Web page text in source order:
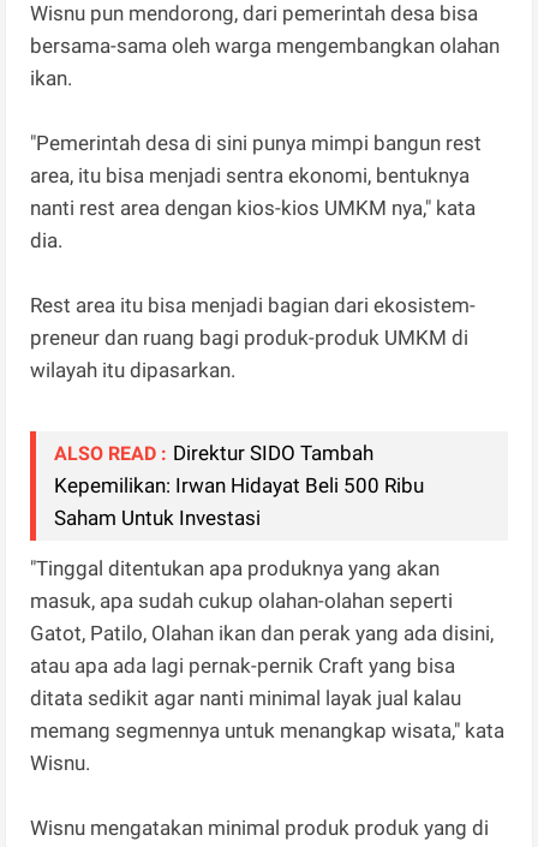
Wisnu pun mendorong, dari pemerintah desa bisa
bersama-sama oleh warga mengembangkan olahan
ikan.
"Pemerintah desa di sini punya mimpi bangun rest
area, itu bisa menjadi sentra ekonomi, bentuknya
nanti rest area dengan kios-kios UMKM nya," kata
dia.
Rest area itu bisa menjadi bagian dari ekosistem-
preneur dan ruang bagi produk-produk UMKM di
wilayah itu dipasarkan.
ALSO READ : Direktur SIDO Tambah
Kepemilikan: Irwan Hidayat Beli 500 Ribu
Saham Untuk Investasi
"Tinggal ditentukan apa produknya yang akan
masuk, apa sudah cukup olahan-olahan seperti
Gatot, Patilo, Olahan ikan dan perak yang ada disini,
atau apa ada lagi pernak-pernik Craft yang bisa
ditata sedikit agar nanti minimal layak jual kalau
memang segmennya untuk menangkap wisata," kata
Wisnu.
Wisnu mengatakan minimal produk produk yang di